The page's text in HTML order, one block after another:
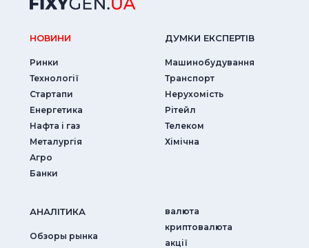
НОВИНИ
Ринки
Технології
Стартапи
Енергетика
Нафта і газ
Металургія
Агро
Банки
ДУМКИ ЕКСПЕРТIВ
Машинобудування
Транспорт
Нерухомість
Рітейл
Телеком
Хімічна
АНАЛIТИКА
Обзоры рынка
валюта
криптовалюта
акції